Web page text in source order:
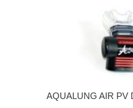
AQUALUNG AIR PV